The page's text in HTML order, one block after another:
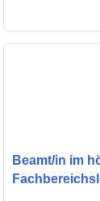
Beamt/in im